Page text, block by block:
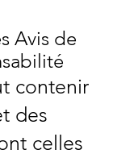
Avis de
contenir
des
celles